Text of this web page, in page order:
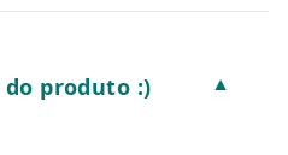
produto :) ▼